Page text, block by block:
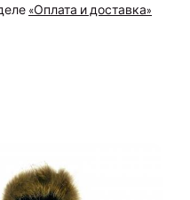
«Оплата и доставка»